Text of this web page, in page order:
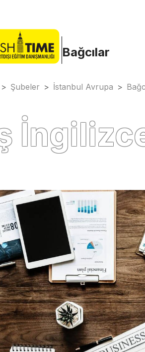
Bağcılar
> Şubeler > İstanbul Avrupa >